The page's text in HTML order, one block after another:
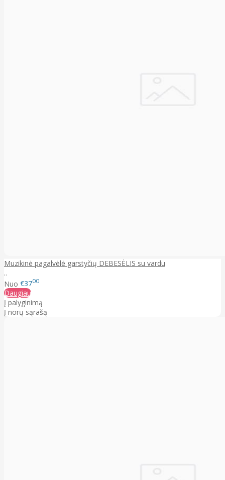
Muzikinė pagalvėlė garstyčių DEBESĖLIS su vardu
..
Nuo €3700
Daugiau
Į palyginimą
Į norų sąrašą